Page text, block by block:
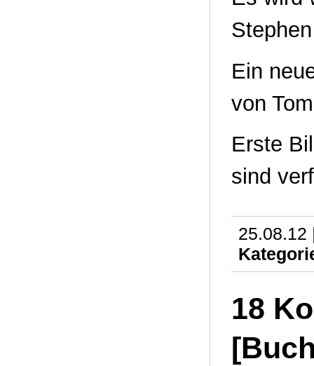
Ein
von
Erste
sind
18